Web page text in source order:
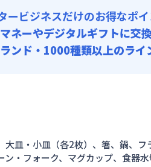
ービジネスだけのお得なポ
マネーやデジタルギフトに交
ンド・1000種類以上のライ
大皿・小皿（各2枚）、箸、鍋、
ン・フォーク、マグカップ、食器